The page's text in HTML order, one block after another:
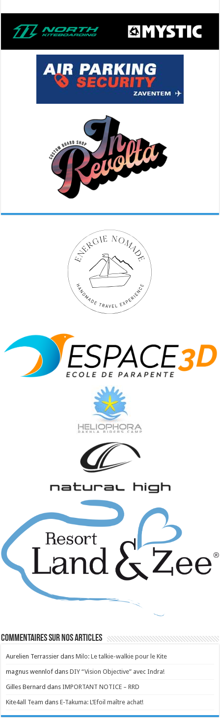
Commentaires sur nos articles
Aurelien Terrassier dansMilo: Le talkie-walkie pour le Kite
magnus wennlof dansDIY “Vision Objective” avec Indra!
Gilles Bernard dansIMPORTANT NOTICE – RRD
Kite4all Team dansE-Takuma: L’Efoil maître achat!